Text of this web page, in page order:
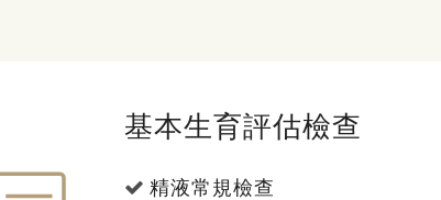
基本生育評估檢查
精液常規檢查